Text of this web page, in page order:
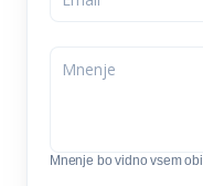
Mnenje bo vidno vsem